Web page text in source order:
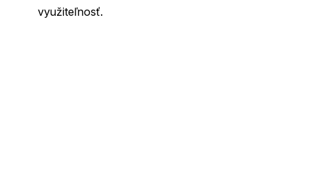
využiteľnosť.